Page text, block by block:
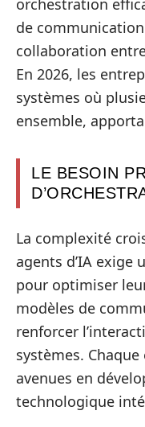
orchestration
de
collaboration
En 2026, les
systèmes où
ensemble,
LE BESOIN
La complexité
agents d’IA
pour optimiser
modèles de
renforcer
systèmes.
avenues en
technologique